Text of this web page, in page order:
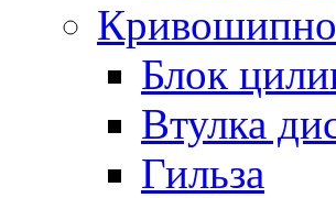
Блок
Втулка
Гильза